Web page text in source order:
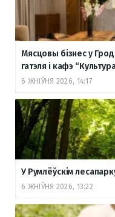
Мясцовы бізнес у
гатэля і кафэ
6 ЖНІЎНЯ 2026, 14:17
У Румлёўскім
6 ЖНІЎНЯ 2026, 13:22